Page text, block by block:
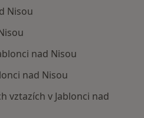
Nisou
nad Nisou
nad Nisou
vztazích v Jablonci nad